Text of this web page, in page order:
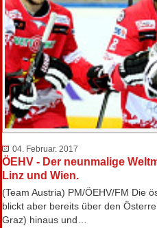
04. Februar. 2017
ÖEHV - Der neunmalige
Linz und Wien.
(Team Austria) PM/ÖEHV/FM Die
blickt aber bereits über den
Graz) hinaus und…